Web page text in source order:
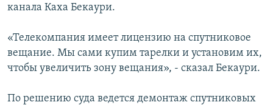
ОБЩЕСТВО
СПОРТ
МИР
ГОСТЬ НЕДЕЛИ
БЛОГИ
ГОЛОСА
ЧИТАЕМ ПРЕССУ
ВИДЕО
АУДИО
АРХИВ РАДИОПРОГРАММЫ
ПРИСОЕДИНЯЙТЕСЬ!
Все сайты РСЕ/РС
канала Каха Бекаури.
«Телекомпания имеет лицензию на спутниковое
вещание. Мы сами купим тарелки и установим их,
чтобы увеличить зону вещания», - сказал Бекаури.
По решению суда ведется демонтаж спутниковых